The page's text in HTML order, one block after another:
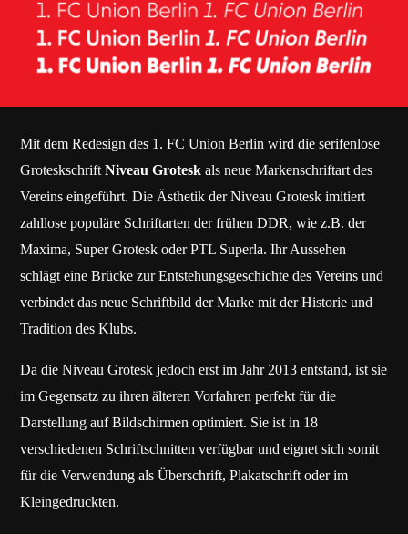
Mit dem Redesign des 1. FC Union Berlin wird die serifenlose
GroteskschriftNiveau Grotesk als neue Markenschriftart des
Vereins eingeführt. Die Ästhetik der Niveau Grotesk imitiert
zahllose populäre Schriftarten der frühen DDR, wie z.B. der
Maxima, Super Grotesk oder PTL Superla. Ihr Aussehen
schlägt eine Brücke zur Entstehungsgeschichte des Vereins und
verbindet das neue Schriftbild der Marke mit der Historie und
Tradition des Klubs.
Da die Niveau Grotesk jedoch erst im Jahr 2013 entstand, ist sie
im Gegensatz zu ihren älteren Vorfahren perfekt für die
Darstellung auf Bildschirmen optimiert. Sie ist in 18
verschiedenen Schriftschnitten verfügbar und eignet sich somit
für die Verwendung als Überschrift, Plakatschrift oder im
Kleingedruckten.